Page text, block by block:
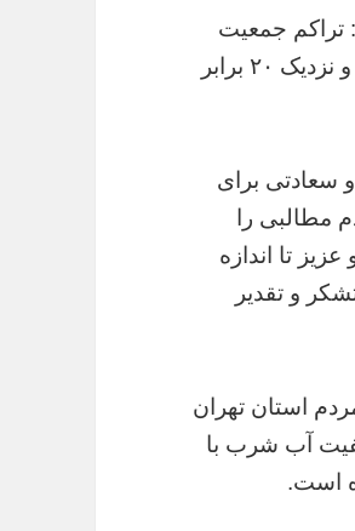
تراکم جمعیت
در بهارستان ۹۵۰۰ نفر در یک کیلومترمربع است که ۱۰ برابر تهران و نزدیک ۲۰ برابر
سعادتی برای
مطالبی را
تا اندازه
و تقدیر
استان تهران
آب شرب با
است.